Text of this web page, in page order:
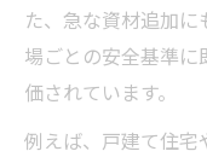
た、急な資材追加
場ごとの安全基準
価されています。
例えば、戸建て住宅